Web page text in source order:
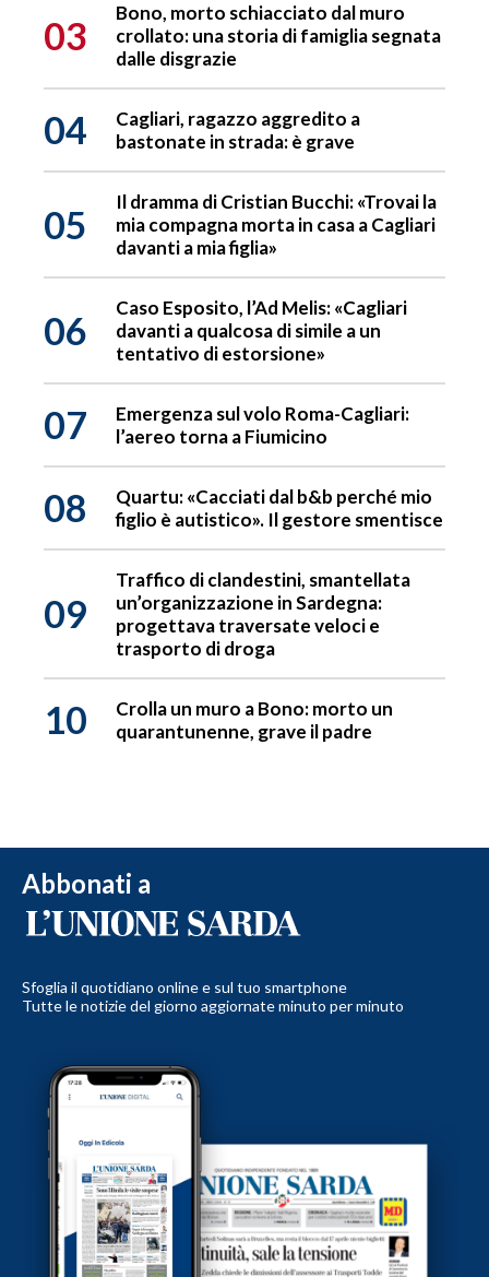
03
Bono, morto schiacciato dal muro
crollato: una storia di famiglia segnata
dalle disgrazie
04
Cagliari, ragazzo aggredito a
bastonate in strada: è grave
05
Il dramma di Cristian Bucchi: «Trovai la
mia compagna morta in casa a Cagliari
davanti a mia figlia»
06
Caso Esposito, l’Ad Melis: «Cagliari
davanti a qualcosa di simile a un
tentativo di estorsione»
07
Emergenza sul volo Roma-Cagliari:
l’aereo torna a Fiumicino
08
Quartu: «Cacciati dal b&b perché mio
figlio è autistico». Il gestore smentisce
09
Traffico di clandestini, smantellata
un’organizzazione in Sardegna:
progettava traversate veloci e
trasporto di droga
10
Crolla un muro a Bono: morto un
quarantunenne, grave il padre
Abbonati a
Sfoglia il quotidiano online e sul tuo smartphone
Tutte le notizie del giorno aggiornate minuto per minuto